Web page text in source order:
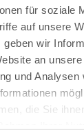
für soziale
auf unsere
wir
an
und Analysen
die Sie